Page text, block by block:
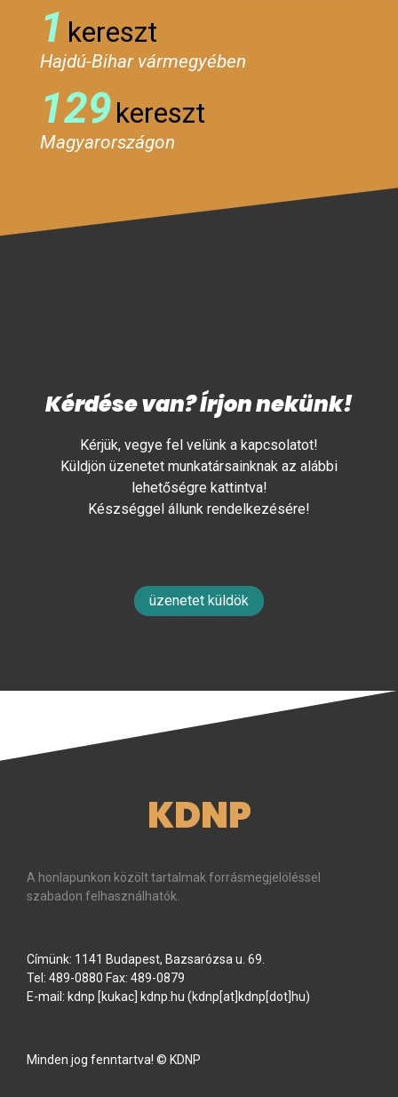
1 kereszt
Hajdú-Bihar vármegyében
129kereszt
Magyarországon
Kérdése van? Írjon nekünk!
Kérjük, vegye fel velünk a kapcsolatot!
Küldjön üzenetet munkatársainknak az alábbi
lehetőségre kattintva!
Készséggel állunk rendelkezésére!
üzenetet küldök
KDNP
A honlapunkon közölt tartalmak forrásmegjelöléssel
szabadon felhasználhatók.
Címünk: 1141 Budapest, Bazsarózsa u. 69.
Tel: 489-0880 Fax: 489-0879
E-mail: kdnp [kukac] kdnp hu (kdnp[at]kdnp[dot]hu)
Minden jog fenntartva! © KDNP